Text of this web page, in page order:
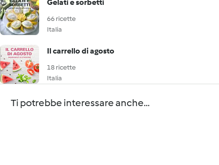
Gelati e sorbetti
66 ricette
Italia
Il carrello di agosto
18 ricette
Italia
Ti potrebbe interessare anche...